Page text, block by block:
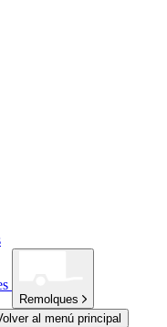
Remolques
al menú principal